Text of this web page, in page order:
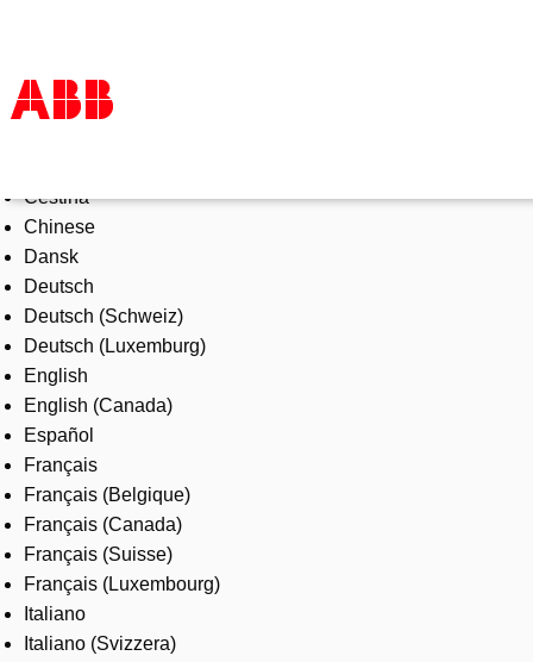
Products & Solutions
Industries
Services
About us
Where to buy
Contact us
Careers
Čeština
Chinese
Dansk
Deutsch
Deutsch (Schweiz)
Deutsch (Luxemburg)
English
English (Canada)
Español
Français
Français (Belgique)
Français (Canada)
Français (Suisse)
Français (Luxembourg)
Italiano
Italiano (Svizzera)